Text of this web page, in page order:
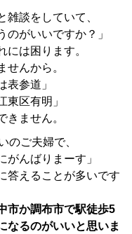
雑談をしていて、
のがいいですか？」
には困ります。
せんから。
表参道」
東区有明」
きません。
のご夫婦で、
がんばりまーす」
答えることが多いです
市か調布市で駅徒歩5
なるのがいいと思いま